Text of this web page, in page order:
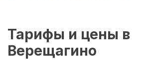
Тарифы и цены в
Верещагино